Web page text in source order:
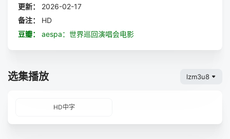
更新：
2026-02-17
备注：
HD
豆瓣：
aespa：世界巡回演唱会电影
选集播放 lzm3u8
HD中字